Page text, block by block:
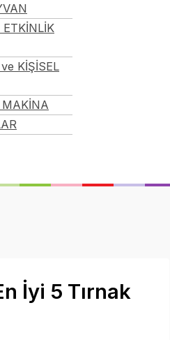
ETKİNLİK
KİŞİSEL
İyi 5 Tırnak